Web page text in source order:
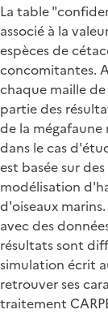
La table
associé à la
espèces de
concomitantes.
chaque maille
partie des
de la
dans le cas
est basée sur
modélisation
d'oiseaux
avec des
résultats sont
simulation écrit
retrouver ses
traitement